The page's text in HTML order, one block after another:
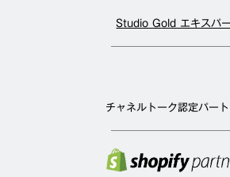
Studio Gold エキスパ
チャネルトーク認定パー